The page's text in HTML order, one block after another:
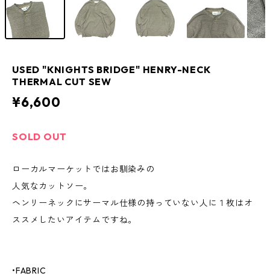
USED "KNIGHTS BRIDGE" HENRY-NECK
THERMAL CUT SEW
¥6,600
SOLD OUT
ローカルマーケットではお馴染みの
人気なカットソー。
ヘンリーネックにサーマル仕様の持っていない人に１枚はオ
ススメしたいアイテムですね。
•FABRIC